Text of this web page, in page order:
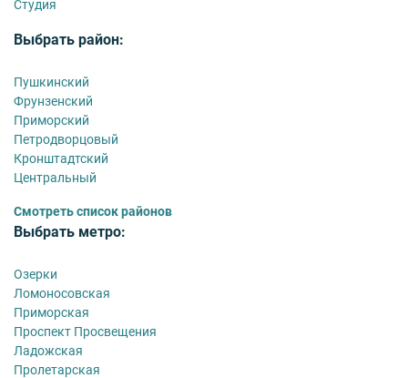
Студия
Выбрать район:
Пушкинский
Фрунзенский
Приморский
Петродворцовый
Кронштадтский
Центральный
Смотреть список районов
Выбрать метро:
Озерки
Ломоносовская
Приморская
Проспект Просвещения
Ладожская
Пролетарская